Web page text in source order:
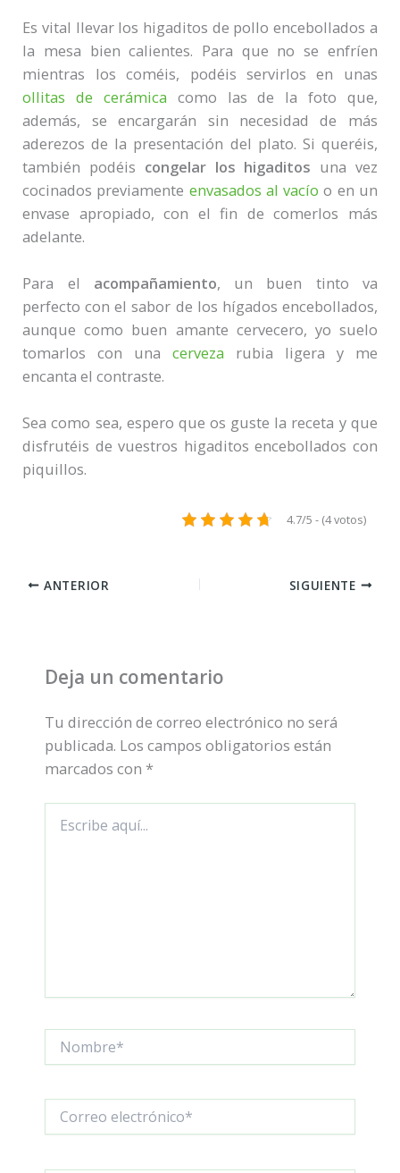
Es vital llevar los higaditos de pollo encebollados a
la mesa bien calientes. Para que no se enfríen
mientras los coméis, podéis servirlos en unas
ollitas de cerámica como las de la foto que,
además, se encargarán sin necesidad de más
aderezos de la presentación del plato. Si queréis,
también podéis congelar los higaditos una vez
cocinados previamente envasados al vacío o en un
envase apropiado, con el fin de comerlos más
adelante.
Para el acompañamiento, un buen tinto va
perfecto con el sabor de los hígados encebollados,
aunque como buen amante cervecero, yo suelo
tomarlos con unacerveza rubia ligera y me
encanta el contraste.
Sea como sea, espero que os guste la receta y que
disfrutéis de vuestros higaditos encebollados con
piquillos.
4.7/5 - (4 votos)
ANTERIOR SIGUIENTE
Deja un comentario
Tu dirección de correo electrónico no será
publicada. Los campos obligatorios están
marcados con *
aquí...
electrónico*